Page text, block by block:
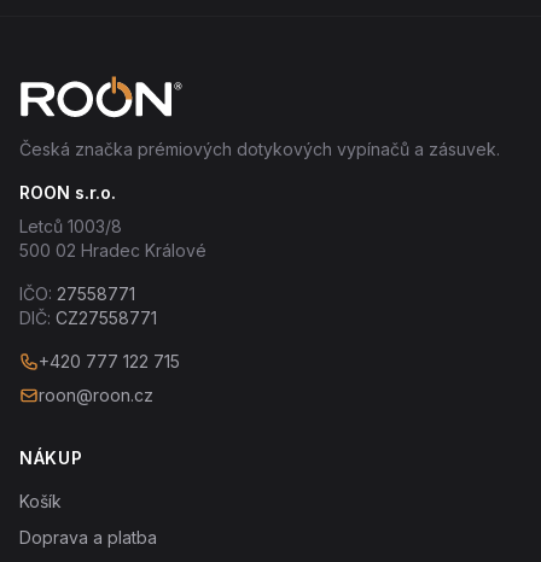
Česká značka prémiových dotykových vypínačů a zásuvek.
ROON s.r.o.
Letců 1003/8
500 02 Hradec Králové
IČO: 27558771
DIČ: CZ27558771
+420 777 122 715
roon@roon.cz
NÁKUP
Košík
Doprava a platba